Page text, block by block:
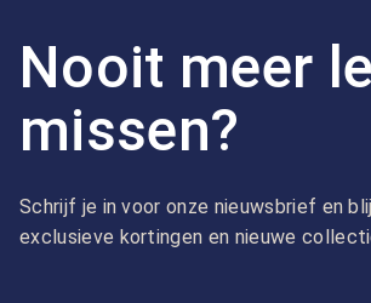
Nooit meer
missen?
Schrijf je in voor onze nieuwsbrief en
exclusieve kortingen en nieuwe